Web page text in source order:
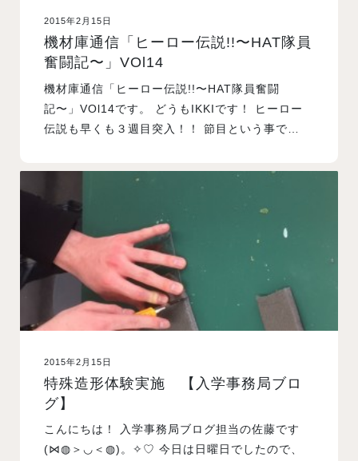
2015年2月15日
機材庫通信「ヒーロー伝説!!〜HAT隊員
奮闘記〜」VOl14
機材庫通信「ヒーロー伝説!!〜HAT隊員奮闘
記〜」VOl14です。 どうもIKKIです！ ヒーロー
伝説も早くも３週目突入！！ 節目という事で…
2015年2月15日
特殊造形体験実施 【入学事務局ブロ
グ】
こんにちは！ 入学事務局ブログ担当の佐藤です
(⋈◍＞◡＜◍)。✧♡ 今日は日曜日でしたので、